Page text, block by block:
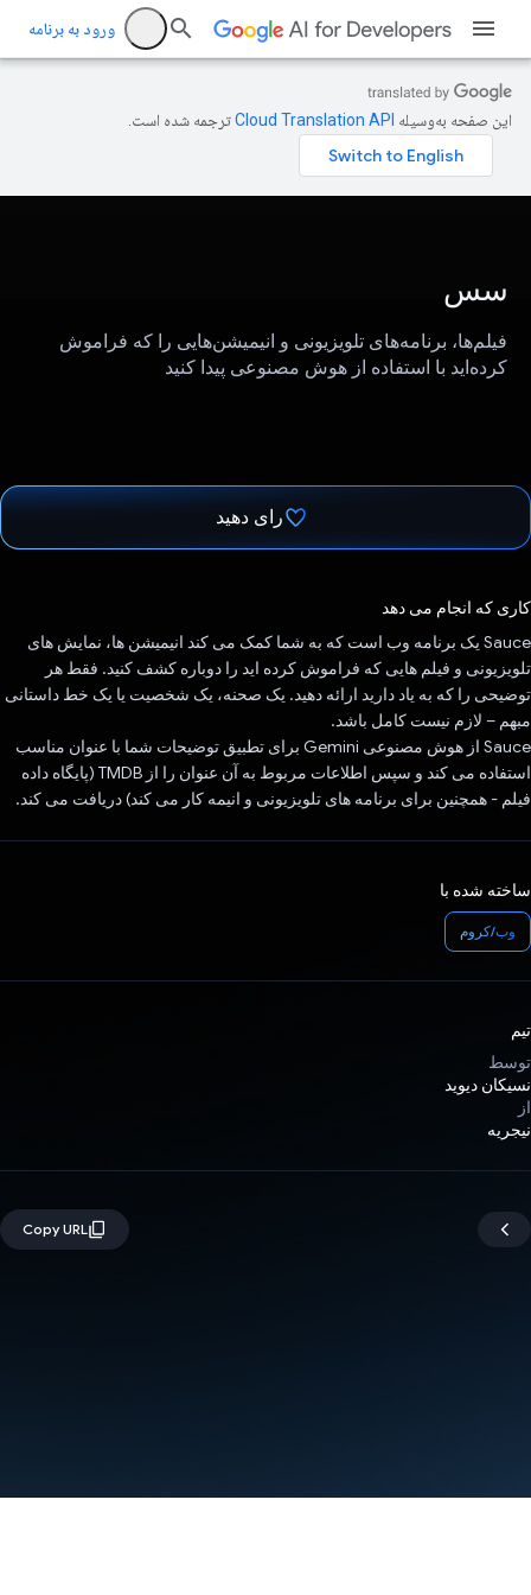
ورود به برنامه
این صفحه به‌وسیله ترجمه شده است.
سس
فیلم‌ها، برنامه‌های تلویزیونی و انیمیشن‌هایی را که فراموش
کرده‌اید با استفاده از هوش مصنوعی پیدا کنید
رای دهید
کاری که انجام می دهد
Sauce یک برنامه وب است که به شما کمک می کند انیمیشن ها، نمایش های
تلویزیونی و فیلم هایی که فراموش کرده اید را دوباره کشف کنید. فقط هر
توضیحی را که به یاد دارید ارائه دهید. یک صحنه، یک شخصیت یا یک خط داستانی
مبهم – لازم نیست کامل باشد.
Sauce از هوش مصنوعی Gemini برای تطبیق توضیحات شما با عنوان مناسب
استفاده می کند و سپس اطلاعات مربوط به آن عنوان را از TMDB (پایگاه داده
فیلم - همچنین برای برنامه های تلویزیونی و انیمه کار می کند) دریافت می کند.
ساخته شده با
وب/کروم
تیم
توسط
نسیکان دیوید
از
نیجریه